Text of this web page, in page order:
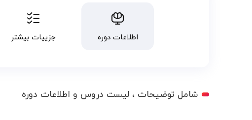
اطلاعات دوره جزییات بیشتر
شامل توضیحات ، لیست دروس و اطلاعات دوره